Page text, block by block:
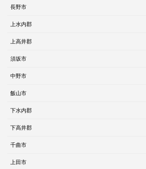
長野市
上水内郡
上高井郡
須坂市
中野市
飯山市
下水内郡
下高井郡
千曲市
上田市